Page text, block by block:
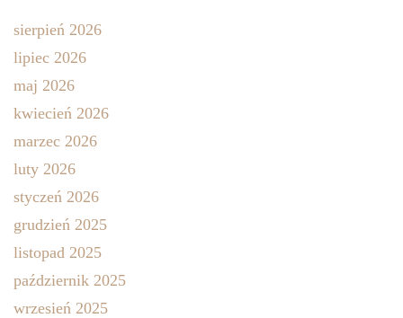
sierpień 2026
lipiec 2026
maj 2026
kwiecień 2026
marzec 2026
luty 2026
styczeń 2026
grudzień 2025
listopad 2025
październik 2025
wrzesień 2025